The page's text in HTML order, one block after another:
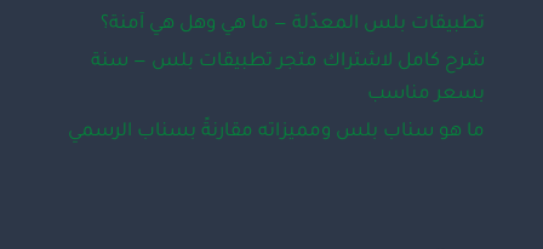
تطبيقات بلس المعدّلة — ما هي وهل هي آمنة؟
شرح كامل لاشتراك متجر تطبيقات بلس — سنة
بسعر مناسب
ما هو سناب بلس ومميزاته مقارنةً بسناب الرسمي